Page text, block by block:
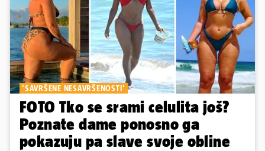
'SAVRŠENE NESAVRŠENOSTI'
FOTO Tko se srami celulita još?
Poznate dame ponosno ga
pokazuju pa slave svoje obline